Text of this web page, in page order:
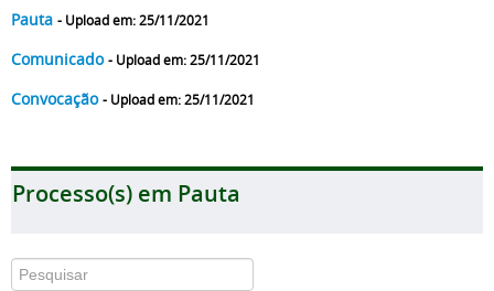
Pauta - Upload em: 25/11/2021
Comunicado - Upload em: 25/11/2021
Convocação - Upload em: 25/11/2021
Processo(s) em Pauta